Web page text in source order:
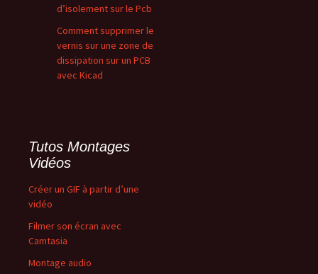
d’isolement sur le Pcb
Comment supprimer le
vernis sur une zone de
dissipation sur un PCB
avec Kicad
Tutos Montages
Vidéos
Créer un GIF à partir d’une
vidéo
Filmer son écran avec
Camtasia
Montage audio